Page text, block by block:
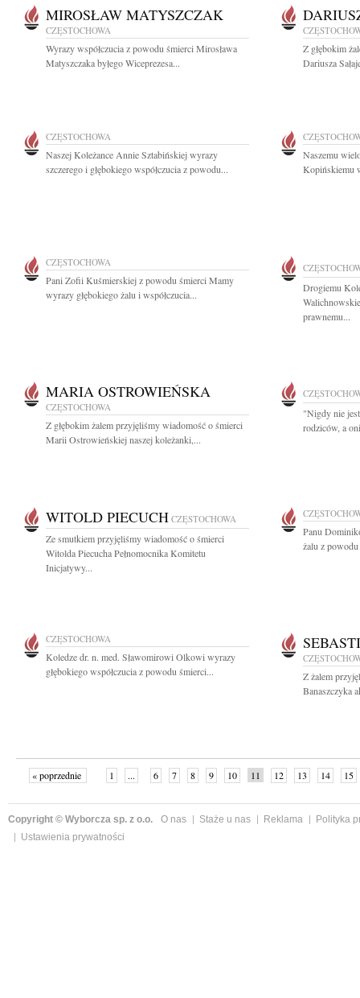
MIROSŁAW MATYSZCZAK
CZĘSTOCHOWA
Wyrazy współczucia z powodu śmierci Mirosława
Matyszczaka byłego Wiceprezesa...
Z głębokim
Dariusza
CZĘSTOCHOWA
Naszej Koleżance Annie Sztabińskiej wyrazy
szczerego i głębokiego współczucia z powodu...
Naszemu
Kopińskiemu
CZĘSTOCHOWA
Pani Zofii Kuśmierskiej z powodu śmierci Mamy
wyrazy głębokiego żalu i współczucia...
Drogiemu
prawnemu...
MARIA OSTROWIEŃSKA
CZĘSTOCHOWA
Z głębokim żalem przyjęliśmy wiadomość o śmierci
Marii Ostrowieńskiej naszej koleżanki,...
"Nigdy nie
rodziców, a
WITOLD PIECUCH CZĘSTOCHOWA
Ze smutkiem przyjęliśmy wiadomość o śmierci
Witolda Piecucha Pełnomocnika Komitetu
Inicjatywy...
Panu
żalu z powodu
CZĘSTOCHOWA
Koledze dr. n. med. Sławomirowi Olkowi wyrazy
głębokiego współczucia z powodu śmierci...
Z żalem
Banaszczyka
« poprzednie 1 ... 6 7 8 9 10 11 12 13 14 15
Copyright © Wyborcza sp. z o.o. O nas Staże u nas Reklama
Polityka
Ustawienia prywatności